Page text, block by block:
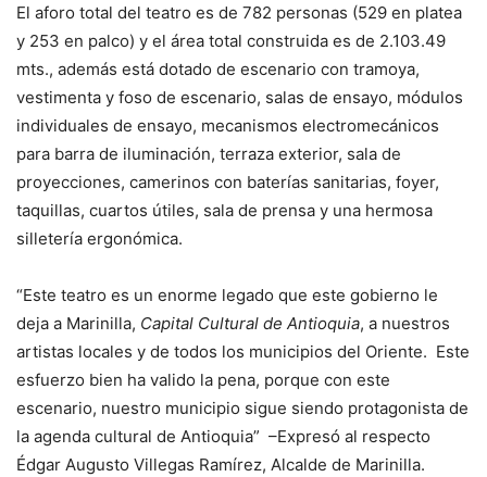
El aforo total del teatro es de 782 personas (529 en platea
y 253 en palco) y el área total construida es de 2.103.49
mts., además está dotado de escenario con tramoya,
vestimenta y foso de escenario, salas de ensayo, módulos
individuales de ensayo, mecanismos electromecánicos
para barra de iluminación, terraza exterior, sala de
proyecciones, camerinos con baterías sanitarias, foyer,
taquillas, cuartos útiles, sala de prensa y una hermosa
silletería ergonómica.
“Este teatro es un enorme legado que este gobierno le
deja a Marinilla, Capital Cultural de Antioquia, a nuestros
artistas locales y de todos los municipios del Oriente. Este
esfuerzo bien ha valido la pena, porque con este
escenario, nuestro municipio sigue siendo protagonista de
la agenda cultural de Antioquia” –Expresó al respecto
Édgar Augusto Villegas Ramírez, Alcalde de Marinilla.